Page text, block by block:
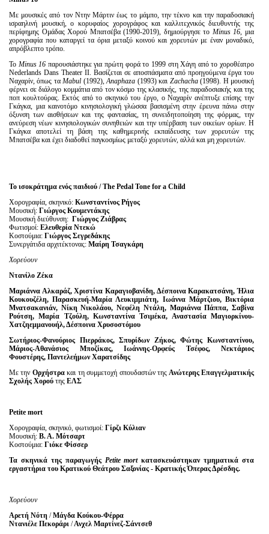
Με μουσικές από τον Ντην Μάρτιν έως το μάμπο, την τέκνο και την παραδοσιακή
ισραηλινή μουσική, ο κορυφαίος χορογράφος και καλλιτεχνικός διευθυντής της
περίφημης Ομάδας Χορού Μπατσέβα (1990-2019), δημιούργησε το Minus 16, μια
χορογραφία που καταργεί τα όρια μεταξύ κοινού και χορευτών με έναν μοναδικό,
απρόβλεπτο τρόπο.
Το Minus 16 παρουσιάστηκε για πρώτη φορά το 1999 στη Χάγη από το χοροθέατρο
Nederlands Dans Theater ΙΙ. Βασίζεται σε αποσπάσματα από προηγούμενα έργα του
Ναχαρίν, όπως ταMabul (1992),Anaphaza (1993) και Zachacha(1998). Η μουσική
φέρνει σε διάλογο κομμάτια από τον κόσμο της κλασικής, της παραδοσιακής και της
ποπ κουλτούρας. Εκτός από το σκηνικό του έργο, ο Ναχαρίν ανέπτυξε επίσης την
Γκάγκα, μια καινοτόμο κινησιολογική γλώσσα βασισμένη στην έρευνα πάνω στην
όξυνση των αισθήσεων και της φαντασίας, τη συνειδητοποίηση της φόρμας, την
ανεύρεση νέων κινησιολογικών συνηθειών και την υπέρβαση των οικείων ορίων. Η
Γκάγκα αποτελεί τη βάση της καθημερινής εκπαίδευσης των χορευτών της
Μπατσέβα και έχει διαδοθεί παγκοσμίως μεταξύ χορευτών, αλλά και μη χορευτών.
To ισοκράτημα ενός παιδιού / The Pedal Tone for a Child
Χορογραφία, σκηνικό: Κωνσταντίνος Ρήγος
Μουσική: Γιώργος Κουμεντάκης
Μουσική διεύθυνση: Γιώργος Ζιάβρας
Φωτισμοί: Ελευθερία Ντεκώ
Κοστούμια: Γιώργος Σεγρεδάκης
Συνεργάτιδα αρχιτέκτονας: Μαίρη Τσαγκάρη
Χορεύουν
Ντανίλο Ζέκα
Μαριάννα Αλκαράζ, Χριστίνα Καραγιοβανίδη, Δέσποινα Καρακατσάνη, Ήλια
Κουκουζέλη, Παρασκευή-Μαρία Λευκιμμιάτη, Ιωάννα Μάρτζιου, Βικτόρια
Μνατσακανιάν, Νίκη Νικολάου, Νεφέλη Ντάλη, Μαριάννα Πάππα, Σαβίνα
Ρούτση, Μαρία Τζούλη, Κωνσταντίνα Τσιμέκα, Αναστασία Μαγιορκίνου-
Χατζηεμμανουήλ, Δέσποινα Χρυσοστόμου
Σωτήριος-Φανούριος Πιερράκος, Σπυρίδων Ζήκος, Φώτης Κωνσταντίνου,
Μάριος-Αθανάσιος Μποζίκας, Ιωάννης-Ορφεύς Τσέφος, Νεκτάριος
Φουστέρης, Παντελεήμων Χαρατσίδης
Με την Ορχήστρακαι τη συμμετοχή σπουδαστών της Ανώτερης Επαγγελματικής
Σχολής Χορού της ΕΛΣ
Petite mort
Χορογραφία, σκηνικό, φωτισμοί: Γίρζι Κύλιαν
Μουσική: Β. Α. Μότσαρτ
Κοστούμια: Γιόκε Φίσσερ
Τα σκηνικά της παραγωγής Petite mortκατασκευάστηκαν τμηματικά στα
εργαστήρια του Κρατικού Θεάτρου Σαξονίας - Κρατικής Όπερας Δρέσδης.
Χορεύουν
Αρετή Νότη /Μάγδα Κούκου-Φέρρα
Ντανιέλε Πεκοράρι /Ανχελ Μαρτίνεζ-Σάντσεθ